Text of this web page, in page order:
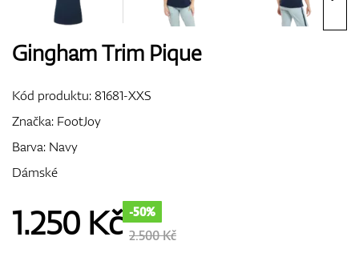
Doplňky
Gingham Trim Pique
Kód produktu:81681-XXS
Značka: FootJoy
Barva: Navy
Dámské
1.250 Kč -50%
2.500 Kč